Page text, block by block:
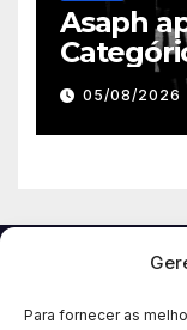
Para fornecer as
Asaph
de
álbum
05/08/2026